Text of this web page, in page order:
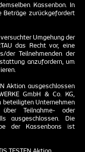
Kassenbon. In
Beträge zurückgefordert
Umgehung der
das Recht vor, eine
der Teilnehmenden der
anzufordern, um
Aktion ausgeschlossen
GmbH & Co. KG,
beteiligten Unternehmen
Teilnahme- oder
ausgeschlossen. Die
der Kassenbons ist